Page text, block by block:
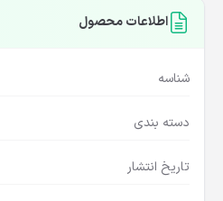
اطلاعات محصول
شناسه
دسته بندی
تاریخ انتشار